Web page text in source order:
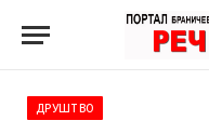
ДРУШТВО